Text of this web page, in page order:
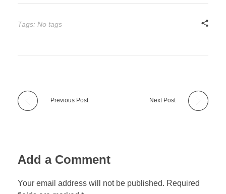
Tags: No tags
Previous Post Next Post
Add a Comment
Your email address will not be published. Required